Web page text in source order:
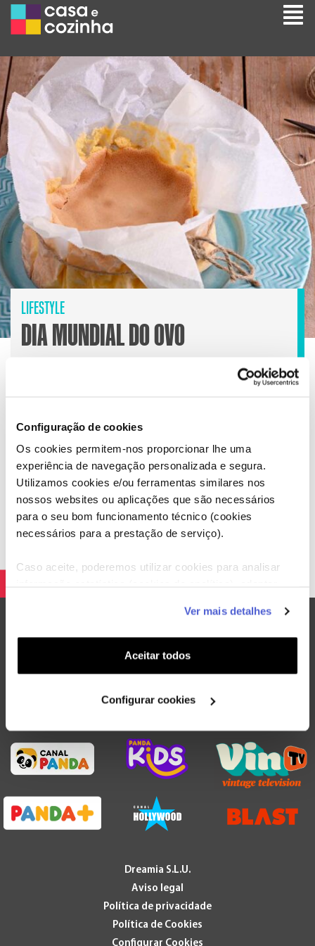
Configuração de cookies
Os cookies permitem-nos proporcionar lhe uma
experiência de navegação personalizada e segura.
Utilizamos cookies e/ou ferramentas similares nos
nossos websites ou aplicações que são necessários
para o seu bom funcionamento técnico (cookies
necessários para a prestação de serviço).
Caso aceite, poderemos utilizar cookies para analisar
funcionalidades (cookies de personalização e
funcionalidade) e adaptar anúncios aos seus interesses
(cookies de publicidade personalizada). Pode gerir a
Ver mais detalhes
Aceitar todos
Configurar cookies
LIFESTYLE
DIA MUNDIAL DO OVO
Num sábado dedicado ao Ovo, os nossos Chefs Maria
José Sousa, Julius Bienert, Lúcia Ribeiro e Carlos
Fernandes ensinam truques para cozinhar deliciosas
receitas onde os ovos brilham.
Dreamia S.L.U.
Aviso legal
Política de privacidade
Política de Cookies
Configurar Cookies